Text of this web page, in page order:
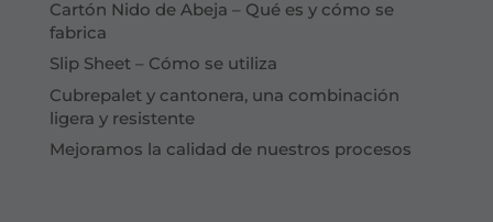
Cartón Nido de Abeja – Qué es y cómo se
fabrica
Slip Sheet – Cómo se utiliza
Cubrepalet y cantonera, una combinación
ligera y resistente
Mejoramos la calidad de nuestros procesos